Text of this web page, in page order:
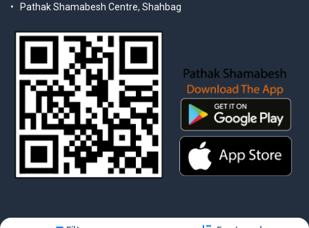
Pathak Shamabesh Centre, Shahbag